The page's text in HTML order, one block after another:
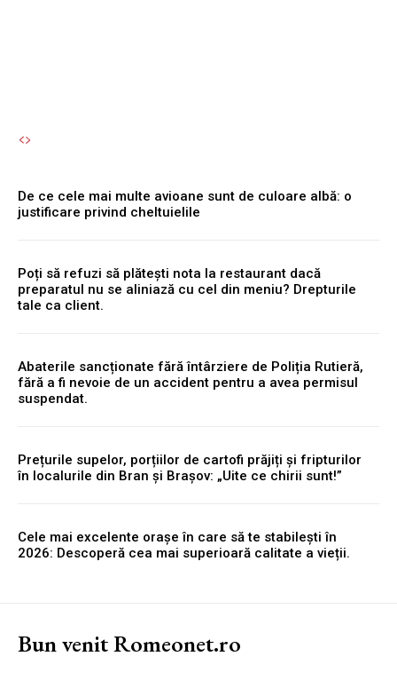
De ce cele mai multe avioane sunt de culoare albă: o
justificare privind cheltuielile
Poți să refuzi să plătești nota la restaurant dacă
preparatul nu se aliniază cu cel din meniu? Drepturile
tale ca client.
Abaterile sancționate fără întârziere de Poliția Rutieră,
fără a fi nevoie de un accident pentru a avea permisul
suspendat.
Prețurile supelor, porțiilor de cartofi prăjiți și fripturilor
în localurile din Bran și Brașov: „Uite ce chirii sunt!”
Cele mai excelente orașe în care să te stabilești în
2026: Descoperă cea mai superioară calitate a vieții.
Bun venit Romeonet.ro